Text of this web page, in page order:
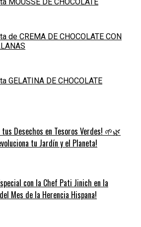
MOUSSE DE CHOCOLATE
de CREMA DE CHOCOLATE CON
GELATINA DE CHOCOLATE
tus Desechos en Tesoros Verdes! 🌱🌿
tu Jardín y el Planeta!
con la Chef Pati Jinich en la
Mes de la Herencia Hispana!